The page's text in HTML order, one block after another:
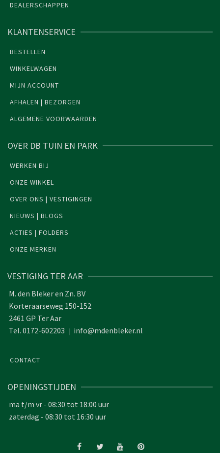
DEALERSCHAPPEN
KLANTENSERVICE
BESTELLEN
WINKELWAGEN
MIJN ACCOUNT
AFHALEN | BEZORGEN
ALGEMENE VOORWAARDEN
OVER DB TUIN EN PARK
WERKEN BIJ
ONZE WINKEL
OVER ONS | VESTIGINGEN
NIEUWS | BLOGS
ACTIES | FOLDERS
ONZE MERKEN
VESTIGING TER AAR
M. den Bleker en Zn. BV
Korteraarseweg 150-152
2461 GP Ter Aar
Tel. 0172-602203 | info@mdenbleker.nl
CONTACT
OPENINGSTIJDEN
ma t/m vr - 08:30 tot 18:00 uur
zaterdag - 08:30 tot 16:30 uur